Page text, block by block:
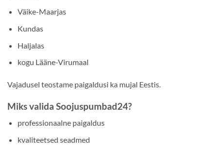
Väike-Maarjas
Kundas
Haljalas
kogu Lääne-Virumaal
Vajadusel teostame paigaldusi ka mujal Eestis.
Miks valida Soojuspumbad24?
professionaalne paigaldus
kvaliteetsed seadmed